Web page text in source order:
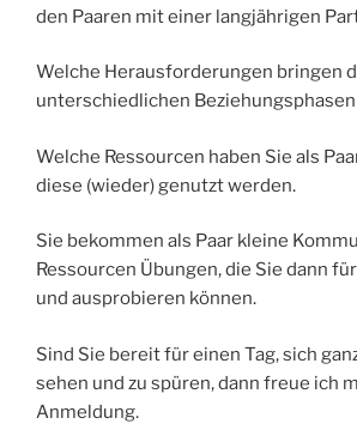
den Paaren mit einer langjährigen
Welche Herausforderungen bringen
unterschiedlichen
Welche Ressourcen haben Sie als
diese (wieder) genutzt werden.
Sie bekommen als Paar kleine
Ressourcen Übungen, die Sie dann
und ausprobieren können.
Sind Sie bereit für einen Tag, sich
sehen und zu spüren, dann freue ich
Anmeldung.